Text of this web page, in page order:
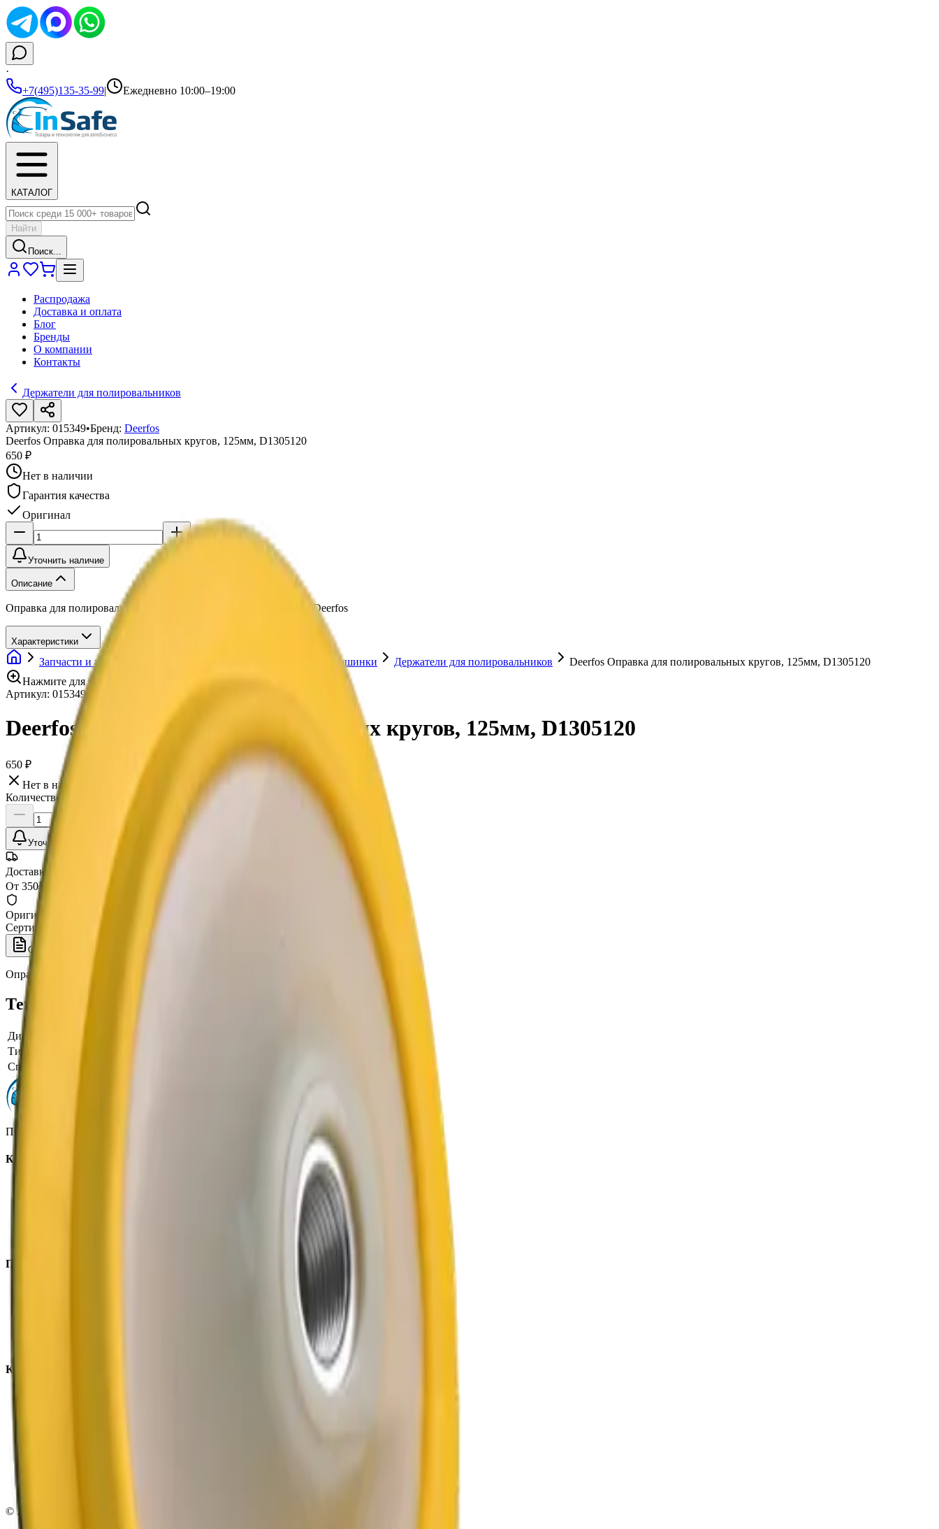
·
+7(495)135-35-99| Ежедневно 10:00–19:00
КАТАЛОГ
Найти
Поиск...
Распродажа
Доставка и оплата
Блог
Бренды
О компании
Контакты
Держатели для полировальников
Артикул: 015349•Бренд: Deerfos
Deerfos Оправка для полировальных кругов, 125мм, D1305120
650 ₽
Нет в наличии
Гарантия качества
Оригинал
Уточнить наличие
Описание
Оправка для полировальных кругов, 125мм, D1305120, 122low, Deerfos
Характеристики
Запчасти и аксессуары для оборудования Полировальные машинки Держатели для полировальников
Deerfos Оправка для полировальных кругов, 125мм, D1305120
Нажмите для увеличения
Артикул: 015349•
Deerfos Оправка для полировальных кругов, 125мм, D1305120
650 ₽
Нет в наличии
Количество:
Уточнить наличие
Доставка СДЭК
От 350₽ по России
Оригинал 100%
Сертифицированный товар
Описание
Оправка для полировальных кругов, 125мм, D1305120, 122low, Deerfos
Технические характеристики
Диаметр
Тип товара
Способ крепления
Профессиональная автохимия, оборудование и расходные материалы для детейлинга.
Каталог
Покупателям
Контакты
©2026